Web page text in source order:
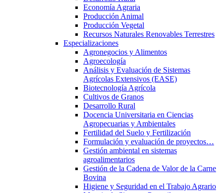
Economía Agraria
Producción Animal
Producción Vegetal
Recursos Naturales Renovables Terrestres
Especializaciones
Agronegocios y Alimentos
Agroecología
Análisis y Evaluación de Sistemas
Agrícolas Extensivos (EASE)
Biotecnología Agrícola
Cultivos de Granos
Desarrollo Rural
Docencia Universitaria en Ciencias
Agropecuarias y Ambientales
Fertilidad del Suelo y Fertilización
Formulación y evaluación de proyectos…
Gestión ambiental en sistemas
agroalimentarios
Gestión de la Cadena de Valor de la Carne
Bovina
Higiene y Seguridad en el Trabajo Agrario